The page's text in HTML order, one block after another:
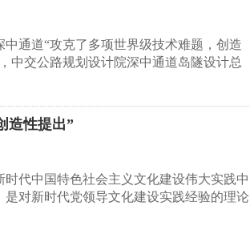
通道“攻克了多项世界级技术难题，创造
中交公路规划设计院深中通道岛隧设计总
造性提出”
时代中国特色社会主义文化建设伟大实践中
是对新时代党领导文化建设实践经验的理论